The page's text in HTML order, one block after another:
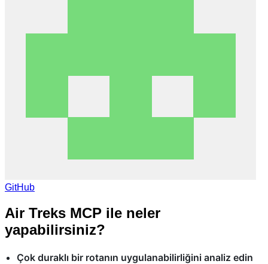
GitHub
Air Treks MCP ile neler
yapabilirsiniz?
Çok duraklı bir rotanın uygulanabilirliğini analiz edin